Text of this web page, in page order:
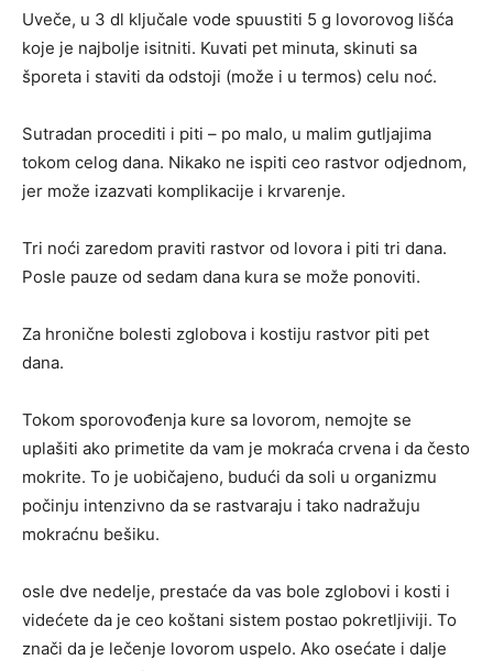
Uveče, u 3 dl ključale vode spuustiti 5 g lovorovog lišća
koje je najbolje isitniti. Kuvati pet minuta, skinuti sa
šporeta i staviti da odstoji (može i u termos) celu noć.
Sutradan procediti i piti – po malo, u malim gutljajima
tokom celog dana. Nikako ne ispiti ceo rastvor odjednom,
jer može izazvati komplikacije i krvarenje.
Tri noći zaredom praviti rastvor od lovora i piti tri dana.
Posle pauze od sedam dana kura se može ponoviti.
Za hronične bolesti zglobova i kostiju rastvor piti pet
dana.
Tokom sporovođenja kure sa lovorom, nemojte se
uplašiti ako primetite da vam je mokraća crvena i da često
mokrite. To je uobičajeno, budući da soli u organizmu
počinju intenzivno da se rastvaraju i tako nadražuju
mokraćnu bešiku.
osle dve nedelje, prestaće da vas bole zglobovi i kosti i
videćete da je ceo koštani sistem postao pokretljiviji. To
znači da je lečenje lovorom uspelo. Ako osećate i dalje